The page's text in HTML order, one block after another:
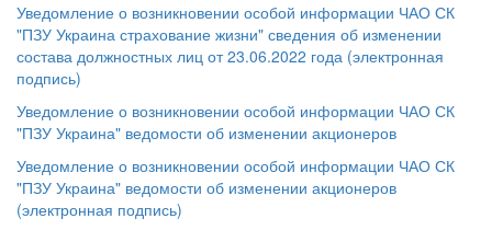
Уведомление о возникновении особой информации ЧАО СК
"ПЗУ Украина страхование жизни" сведения об изменении
состава должностных лиц от 23.06.2022 года (электронная
подпись)
Уведомление о возникновении особой информации ЧАО СК
"ПЗУ Украина" ведомости об изменении акционеров
Уведомление о возникновении особой информации ЧАО СК
"ПЗУ Украина" ведомости об изменении акционеров
(электронная подпись)